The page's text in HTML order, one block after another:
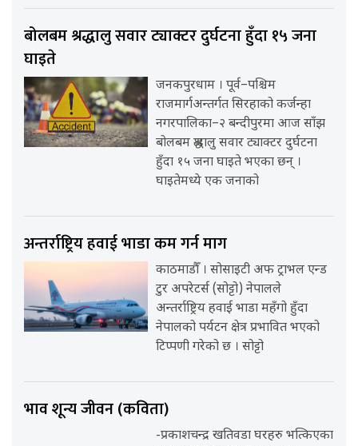
बोलबम श्रद्धालु सवार ट्याक्टर दुर्घटना हुँदा १५ जना
घाइते
जनकपुरधाम । पूर्व–पश्चिम
राजमार्गअन्तर्गत सिरहाको कर्जन्हा
नगरपालिका–२ बन्दीपुरमा आज साँझ
बोलबम श्रद्धालु सवार ट्याक्टर दुर्घटना
हुँदा १५ जना घाइते भएका छन् ।
घाइतेमध्ये एक जनाको
अन्तर्राष्ट्रिय हवाई भाडा कम गर्न माग
काठमाडौँ । सोसाइटी अफ ट्राभल एन्ड
टुर अपरेटर्स (सोट्टो) नेपालले
अन्तर्राष्ट्रिय हवाई भाडा महँगो हुँदा
नेपालको पर्यटन क्षेत्र प्रभावित भएको
टिप्पणी गरेको छ । सोट्टो
भाव शून्य जीवन (कविता)
-प्रकाशचन्द्र खतिवडा घरहरु भत्किएका